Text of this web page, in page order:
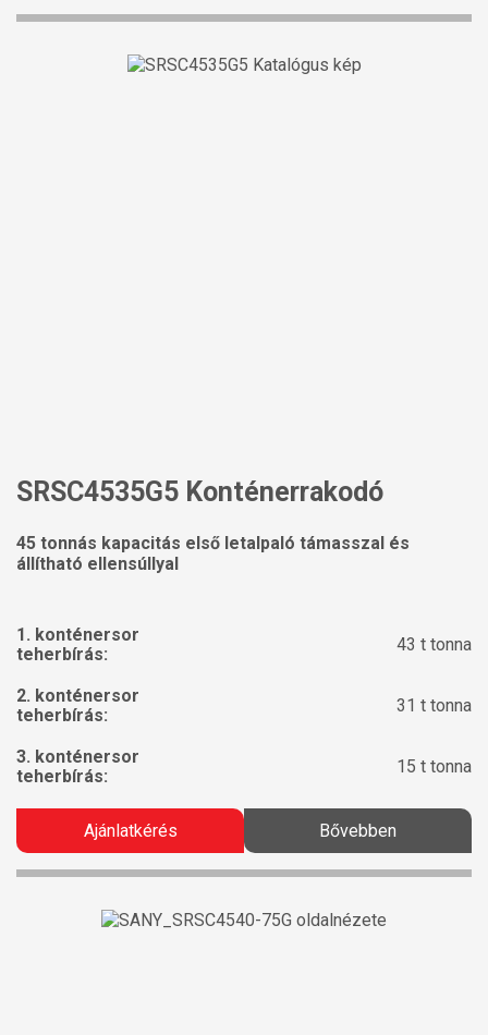
SRSC4535G5 Konténerrakodó
45 tonnás kapacitás első letalpaló támasszal és
állítható ellensúllyal
1. konténersor
teherbírás:
43 t tonna
2. konténersor
teherbírás:
31 t tonna
3. konténersor
teherbírás:
15 t tonna
Ajánlatkérés Bővebben